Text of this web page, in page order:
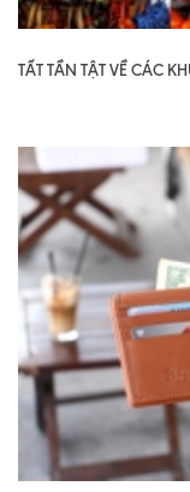
TẤT TẦN TẬT VỀ CÁC